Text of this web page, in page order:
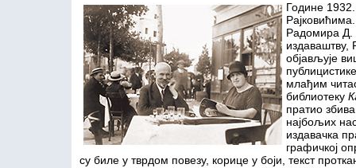
Године
Радомира Д.
издаваштву,
објављује
млађим
библиотеку
пратио
најбољих
издавачка
графичкој
су биле у тврдом повезу, корице у боји, текст